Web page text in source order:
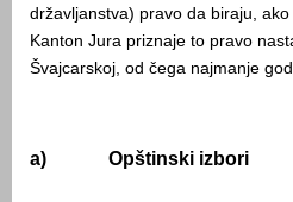
državljanstva) pravo da biraju,
Kanton Jura priznaje to pravo
Švajcarskoj, od čega najmanje
a) Opštinski izbori